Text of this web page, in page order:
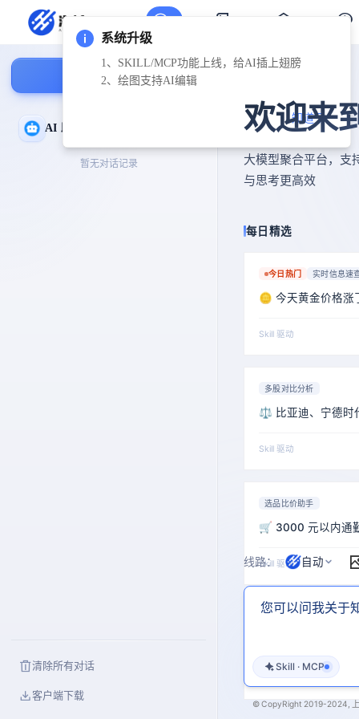
新建对话
AI 助手
暂无对话记录
清除所有对话
客户端下载
欢迎来
大模型聚合平台，支
与思考更高效
每日精选
今日热门 实时信息速
🪙 今天黄金价格涨
Skill 驱动
多股对比分析
⚖️ 比亚迪、宁德时
Skill 驱动
选品比价助手
🛒 3000 元以内通
Skill 驱动
Skill 驱动
线路： 自动
Skill · MCP
© CopyRight 2019-2024,
系统升级
1、SKILL/MCP功能上线，给AI插上翅膀
2、绘图支持AI编辑
知道了